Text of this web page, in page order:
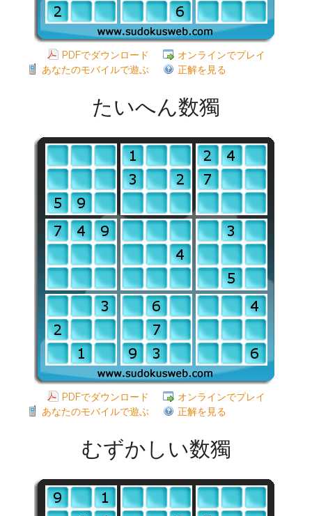
PDFでダウンロード
オンラインでプレイ
あなたのモバイルで遊ぶ
正解を見る
たいへん数獨
PDFでダウンロード
オンラインでプレイ
あなたのモバイルで遊ぶ
正解を見る
むずかしい数獨